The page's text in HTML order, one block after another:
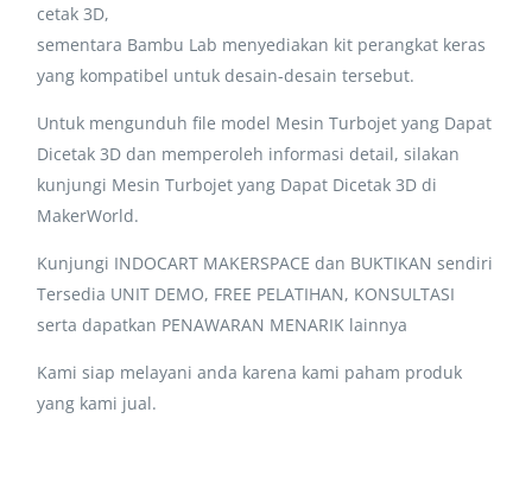
cetak 3D,
sementara Bambu Lab menyediakan kit perangkat keras
yang kompatibel untuk desain-desain tersebut.
Untuk mengunduh file model Mesin Turbojet yang Dapat
Dicetak 3D dan memperoleh informasi detail, silakan
kunjungi Mesin Turbojet yang Dapat Dicetak 3D di
MakerWorld.
Kunjungi INDOCART MAKERSPACE dan BUKTIKAN sendiri
Tersedia UNIT DEMO, FREE PELATIHAN, KONSULTASI
serta dapatkan PENAWARAN MENARIK lainnya
Kami siap melayani anda karena kami paham produk
yang kami jual.